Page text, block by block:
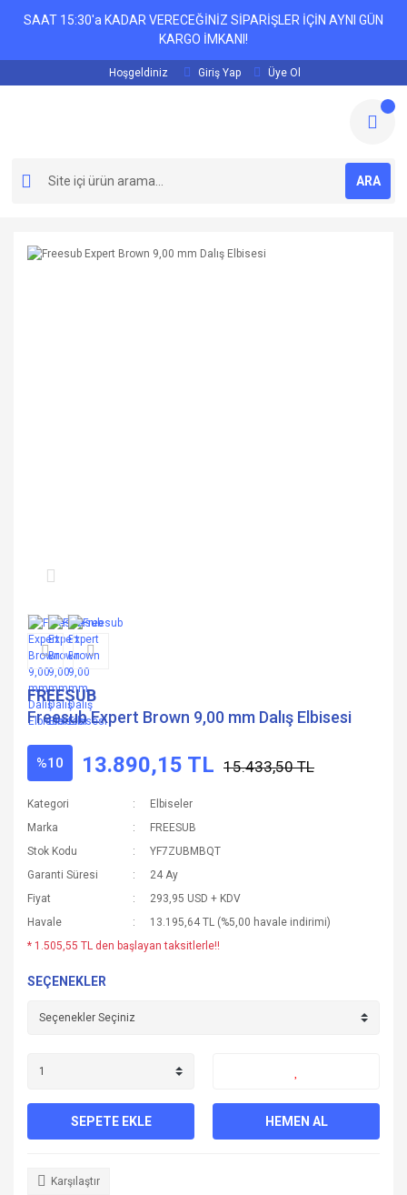
SAAT 15:30'a KADAR VERECEĞİNİZ SİPARİŞLER İÇİN AYNI GÜN
KARGO İMKANI!
Hoşgeldiniz Giriş Yap Üye Ol
ARA
FREESUB
Freesub Expert Brown 9,00 mm Dalış Elbisesi
%10 13.890,15 TL 15.433,50 TL
Kategori
Elbiseler
Marka
FREESUB
Stok Kodu
YF7ZUBMBQT
Garanti Süresi
24 Ay
Fiyat
293,95 USD + KDV
Havale
13.195,64 TL (%5,00 havale indirimi)
* 1.505,55 TL den başlayan taksitlerle!!
SEÇENEKLER
SEPETE EKLE HEMEN AL
Karşılaştır